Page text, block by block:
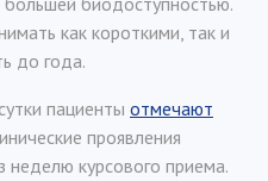
как короткими, так и
до года.
пациенты отмечают
проявления
неделю курсового приема.